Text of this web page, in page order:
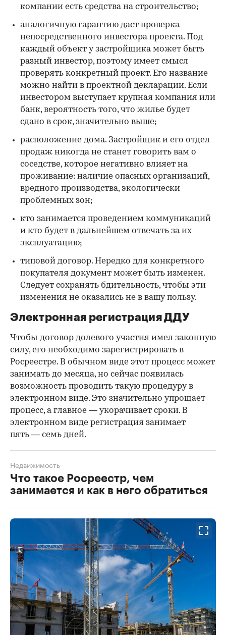
компании есть средства на строительство;
аналогичную гарантию даст проверка
непосредственного инвестора проекта. Под
каждый объект у застройщика может быть
разный инвестор, поэтому имеет смысл
проверять конкретный проект. Его название
можно найти в проектной декларации. Если
инвестором выступает крупная компания или
банк, вероятность того, что жилье будет
сдано в срок, значительно выше;
расположение дома. Застройщик и его отдел
продаж никогда не станет говорить вам о
соседстве, которое негативно влияет на
проживание: наличие опасных организаций,
вредного производства, экологически
проблемных зон;
кто занимается проведением коммуникаций
и кто будет в дальнейшем отвечать за их
эксплуатацию;
типовой договор. Нередко для конкретного
покупателя документ может быть изменен.
Следует сохранять бдительность, чтобы эти
изменения не оказались не в вашу пользу.
Электронная регистрация ДДУ
Чтобы договор долевого участия имел законную
силу, его необходимо зарегистрировать в
Росреестре. В обычном виде этот процесс может
занимать до месяца, но сейчас появилась
возможность проводить такую процедуру в
электронном виде. Это значительно упрощает
процесс, а главное — укорачивает сроки. В
электронном виде регистрация занимает
пять — семь дней.
Что такое Росреестр, чем
занимается и как в него обратиться
Недвижимость